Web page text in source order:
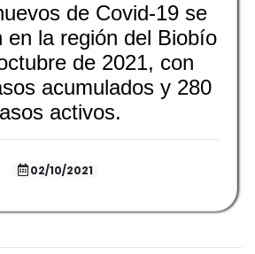
de Covid-19 se
en la región del Biobío
de 2021, con
acumulados y 280
activos.
02/10/2021